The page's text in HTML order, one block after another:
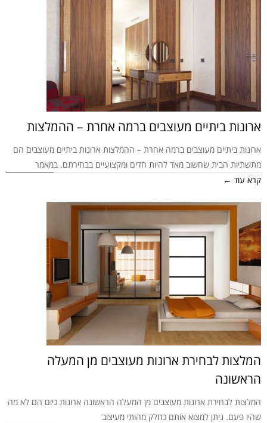
ארונות ביתיים מעוצבים ברמה אחרת – ההמלצות
ארונות ביתיים מעוצבים ברמה אחרת – ההמלצות ארונות ביתיים מעוצבים הם
מתשתיות הבית שחשוב מאד להיות חדים ומקצועיים בבחירתם. במאמר
קרא עוד ←
המלצות לבחירת ארונות מעוצבים מן המעלה
הראשונה
המלצות לבחירת ארונות מעוצבים מן המעלה הראשונה ארונות כיום הם לא מה
שהיו פעם. ניתן למצוא אותם כחלק מהותי מעיצוב